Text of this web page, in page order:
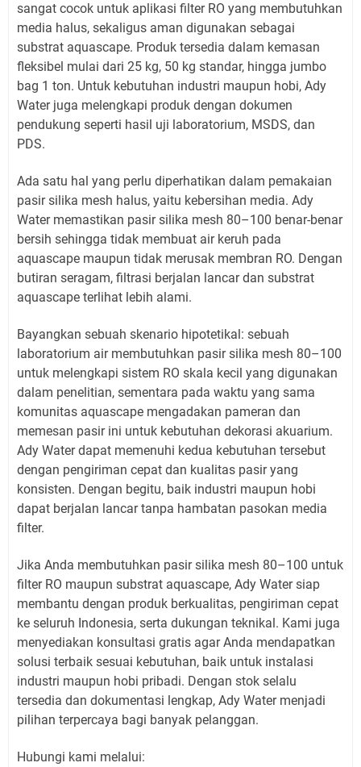
sangat cocok untuk aplikasi filter RO yang membutuhkan
media halus, sekaligus aman digunakan sebagai
substrat aquascape. Produk tersedia dalam kemasan
fleksibel mulai dari 25 kg, 50 kg standar, hingga jumbo
bag 1 ton. Untuk kebutuhan industri maupun hobi, Ady
Water juga melengkapi produk dengan dokumen
pendukung seperti hasil uji laboratorium, MSDS, dan
PDS.
Ada satu hal yang perlu diperhatikan dalam pemakaian
pasir silika mesh halus, yaitu kebersihan media. Ady
Water memastikan pasir silika mesh 80–100 benar-benar
bersih sehingga tidak membuat air keruh pada
aquascape maupun tidak merusak membran RO. Dengan
butiran seragam, filtrasi berjalan lancar dan substrat
aquascape terlihat lebih alami.
Bayangkan sebuah skenario hipotetikal: sebuah
laboratorium air membutuhkan pasir silika mesh 80–100
untuk melengkapi sistem RO skala kecil yang digunakan
dalam penelitian, sementara pada waktu yang sama
komunitas aquascape mengadakan pameran dan
memesan pasir ini untuk kebutuhan dekorasi akuarium.
Ady Water dapat memenuhi kedua kebutuhan tersebut
dengan pengiriman cepat dan kualitas pasir yang
konsisten. Dengan begitu, baik industri maupun hobi
dapat berjalan lancar tanpa hambatan pasokan media
filter.
Jika Anda membutuhkan pasir silika mesh 80–100 untuk
filter RO maupun substrat aquascape, Ady Water siap
membantu dengan produk berkualitas, pengiriman cepat
ke seluruh Indonesia, serta dukungan teknikal. Kami juga
menyediakan konsultasi gratis agar Anda mendapatkan
solusi terbaik sesuai kebutuhan, baik untuk instalasi
industri maupun hobi pribadi. Dengan stok selalu
tersedia dan dokumentasi lengkap, Ady Water menjadi
pilihan terpercaya bagi banyak pelanggan.
Hubungi kami melalui: